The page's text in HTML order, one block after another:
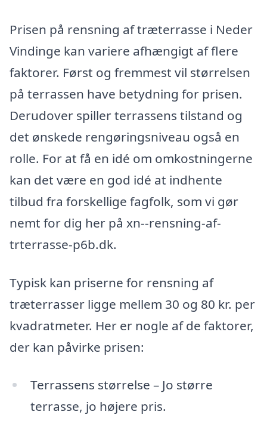
Prisen på rensning af træterrasse i Neder
Vindinge kan variere afhængigt af flere
faktorer. Først og fremmest vil størrelsen
på terrassen have betydning for prisen.
Derudover spiller terrassens tilstand og
det ønskede rengøringsniveau også en
rolle. For at få en idé om omkostningerne
kan det være en god idé at indhente
tilbud fra forskellige fagfolk, som vi gør
nemt for dig her på xn--rensning-af-
trterrasse-p6b.dk.
Typisk kan priserne for rensning af
træterrasser ligge mellem 30 og 80 kr. per
kvadratmeter. Her er nogle af de faktorer,
der kan påvirke prisen:
Terrassens størrelse – Jo større
terrasse, jo højere pris.